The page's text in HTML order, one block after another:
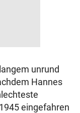
unrund
Hannes
eingefahren